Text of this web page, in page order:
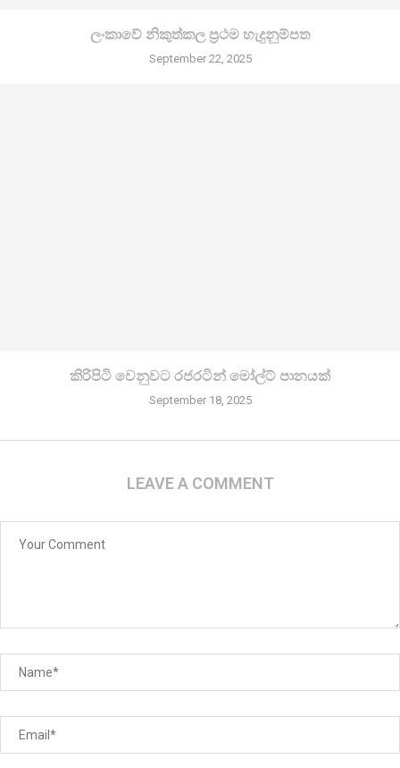
ලංකාවේ නිකුත්කල ප්‍රථම හැදුනුම්පත
September 22, 2025
කිරි­පිටි වෙනු­වට රජ­ර­ටින් මෝල්ට් පානයක්
September 18, 2025
LEAVE A COMMENT